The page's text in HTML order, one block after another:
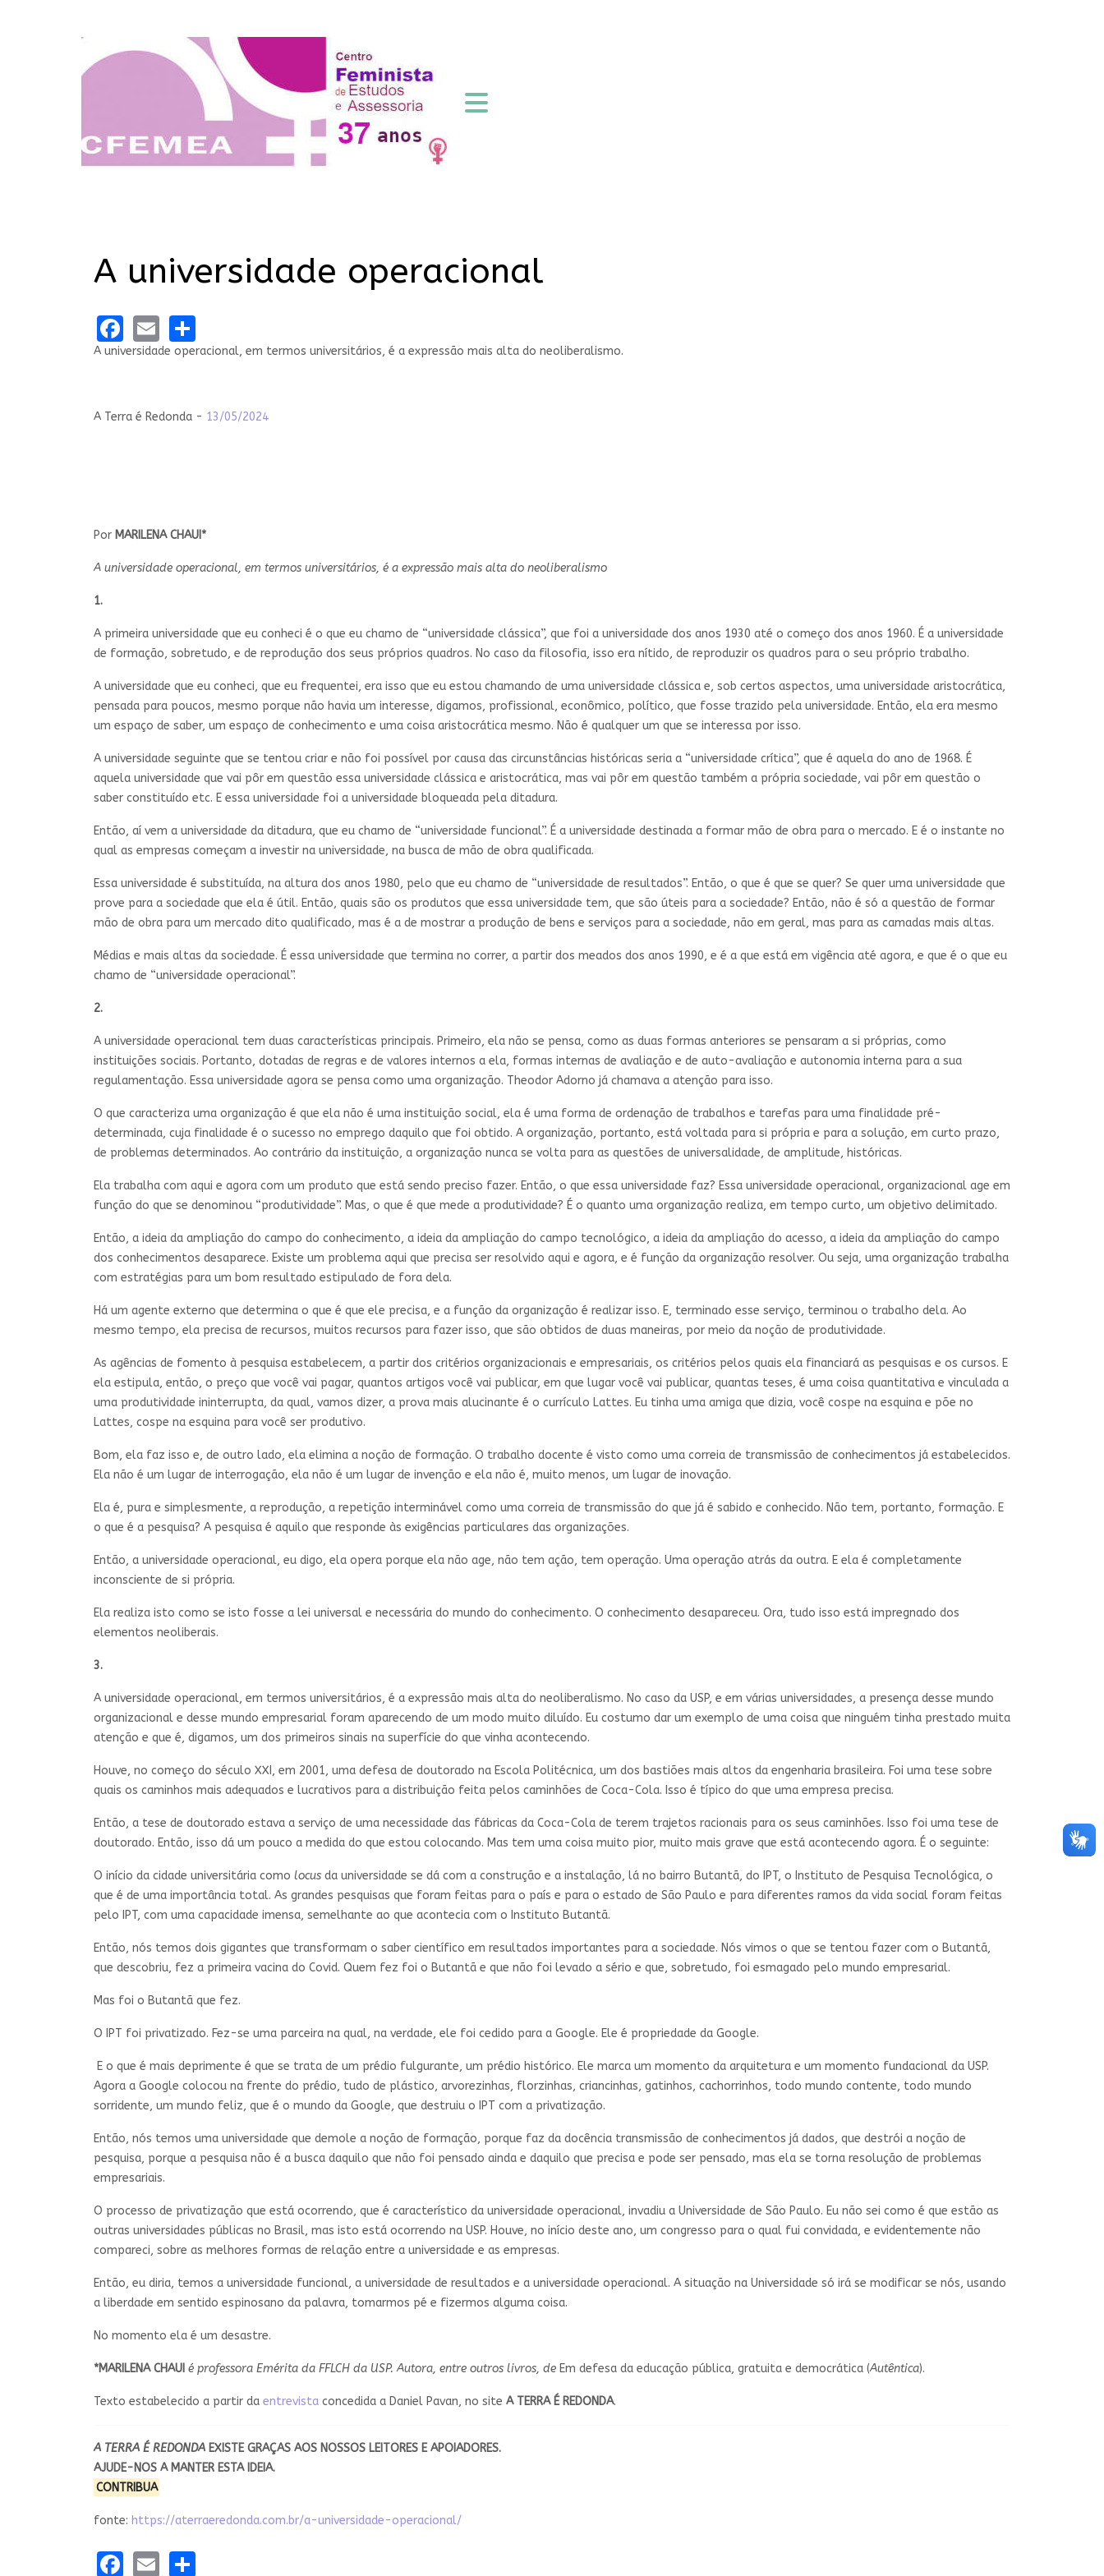
A universidade operacional
Facebook
Email
A universidade operacional, em termos universitários, é a expressão mais alta do neoliberalismo.
A Terra é Redonda - 13/05/2024
Por MARILENA CHAUI*
A universidade operacional, em termos universitários, é a expressão mais alta do neoliberalismo
1.
A primeira universidade que eu conheci é o que eu chamo de “universidade clássica”, que foi a universidade dos anos 1930 até o começo dos anos 1960. É a universidade
de formação, sobretudo, e de reprodução dos seus próprios quadros. No caso da filosofia, isso era nítido, de reproduzir os quadros para o seu próprio trabalho.
A universidade que eu conheci, que eu frequentei, era isso que eu estou chamando de uma universidade clássica e, sob certos aspectos, uma universidade aristocrática,
pensada para poucos, mesmo porque não havia um interesse, digamos, profissional, econômico, político, que fosse trazido pela universidade. Então, ela era mesmo
um espaço de saber, um espaço de conhecimento e uma coisa aristocrática mesmo. Não é qualquer um que se interessa por isso.
A universidade seguinte que se tentou criar e não foi possível por causa das circunstâncias históricas seria a “universidade crítica”, que é aquela do ano de 1968. É
aquela universidade que vai pôr em questão essa universidade clássica e aristocrática, mas vai pôr em questão também a própria sociedade, vai pôr em questão o
saber constituído etc. E essa universidade foi a universidade bloqueada pela ditadura.
Então, aí vem a universidade da ditadura, que eu chamo de “universidade funcional”. É a universidade destinada a formar mão de obra para o mercado. E é o instante no
qual as empresas começam a investir na universidade, na busca de mão de obra qualificada.
Essa universidade é substituída, na altura dos anos 1980, pelo que eu chamo de “universidade de resultados”. Então, o que é que se quer? Se quer uma universidade que
prove para a sociedade que ela é útil. Então, quais são os produtos que essa universidade tem, que são úteis para a sociedade? Então, não é só a questão de formar
mão de obra para um mercado dito qualificado, mas é a de mostrar a produção de bens e serviços para a sociedade, não em geral, mas para as camadas mais altas.
Médias e mais altas da sociedade. É essa universidade que termina no correr, a partir dos meados dos anos 1990, e é a que está em vigência até agora, e que é o que eu
chamo de “universidade operacional”.
2.
A universidade operacional tem duas características principais. Primeiro, ela não se pensa, como as duas formas anteriores se pensaram a si próprias, como
instituições sociais. Portanto, dotadas de regras e de valores internos a ela, formas internas de avaliação e de auto-avaliação e autonomia interna para a sua
regulamentação. Essa universidade agora se pensa como uma organização. Theodor Adorno já chamava a atenção para isso.
O que caracteriza uma organização é que ela não é uma instituição social, ela é uma forma de ordenação de trabalhos e tarefas para uma finalidade pré-
determinada, cuja finalidade é o sucesso no emprego daquilo que foi obtido. A organização, portanto, está voltada para si própria e para a solução, em curto prazo,
de problemas determinados. Ao contrário da instituição, a organização nunca se volta para as questões de universalidade, de amplitude, históricas.
Ela trabalha com aqui e agora com um produto que está sendo preciso fazer. Então, o que essa universidade faz? Essa universidade operacional, organizacional age em
função do que se denominou “produtividade”. Mas, o que é que mede a produtividade? É o quanto uma organização realiza, em tempo curto, um objetivo delimitado.
Então, a ideia da ampliação do campo do conhecimento, a ideia da ampliação do campo tecnológico, a ideia da ampliação do acesso, a ideia da ampliação do campo
dos conhecimentos desaparece. Existe um problema aqui que precisa ser resolvido aqui e agora, e é função da organização resolver. Ou seja, uma organização trabalha
com estratégias para um bom resultado estipulado de fora dela.
Há um agente externo que determina o que é que ele precisa, e a função da organização é realizar isso. E, terminado esse serviço, terminou o trabalho dela. Ao
mesmo tempo, ela precisa de recursos, muitos recursos para fazer isso, que são obtidos de duas maneiras, por meio da noção de produtividade.
As agências de fomento à pesquisa estabelecem, a partir dos critérios organizacionais e empresariais, os critérios pelos quais ela financiará as pesquisas e os cursos. E
ela estipula, então, o preço que você vai pagar, quantos artigos você vai publicar, em que lugar você vai publicar, quantas teses, é uma coisa quantitativa e vinculada a
uma produtividade ininterrupta, da qual, vamos dizer, a prova mais alucinante é o currículo Lattes. Eu tinha uma amiga que dizia, você cospe na esquina e põe no
Lattes, cospe na esquina para você ser produtivo.
Bom, ela faz isso e, de outro lado, ela elimina a noção de formação. O trabalho docente é visto como uma correia de transmissão de conhecimentos já estabelecidos.
Ela não é um lugar de interrogação, ela não é um lugar de invenção e ela não é, muito menos, um lugar de inovação.
Ela é, pura e simplesmente, a reprodução, a repetição interminável como uma correia de transmissão do que já é sabido e conhecido. Não tem, portanto, formação. E
o que é a pesquisa? A pesquisa é aquilo que responde às exigências particulares das organizações.
Então, a universidade operacional, eu digo, ela opera porque ela não age, não tem ação, tem operação. Uma operação atrás da outra. E ela é completamente
inconsciente de si própria.
Ela realiza isto como se isto fosse a lei universal e necessária do mundo do conhecimento. O conhecimento desapareceu. Ora, tudo isso está impregnado dos
elementos neoliberais.
3.
A universidade operacional, em termos universitários, é a expressão mais alta do neoliberalismo. No caso da USP, e em várias universidades, a presença desse mundo
organizacional e desse mundo empresarial foram aparecendo de um modo muito diluído. Eu costumo dar um exemplo de uma coisa que ninguém tinha prestado muita
atenção e que é, digamos, um dos primeiros sinais na superfície do que vinha acontecendo.
Houve, no começo do século XXI, em 2001, uma defesa de doutorado na Escola Politécnica, um dos bastiões mais altos da engenharia brasileira. Foi uma tese sobre
quais os caminhos mais adequados e lucrativos para a distribuição feita pelos caminhões de Coca-Cola. Isso é típico do que uma empresa precisa.
Então, a tese de doutorado estava a serviço de uma necessidade das fábricas da Coca-Cola de terem trajetos racionais para os seus caminhões. Isso foi uma tese de
doutorado. Então, isso dá um pouco a medida do que estou colocando. Mas tem uma coisa muito pior, muito mais grave que está acontecendo agora. É o seguinte:
O início da cidade universitária como locus da universidade se dá com a construção e a instalação, lá no bairro Butantã, do IPT, o Instituto de Pesquisa Tecnológica, o
que é de uma importância total. As grandes pesquisas que foram feitas para o país e para o estado de São Paulo e para diferentes ramos da vida social foram feitas
pelo IPT, com uma capacidade imensa, semelhante ao que acontecia com o Instituto Butantã.
Então, nós temos dois gigantes que transformam o saber científico em resultados importantes para a sociedade. Nós vimos o que se tentou fazer com o Butantã,
que descobriu, fez a primeira vacina do Covid. Quem fez foi o Butantã e que não foi levado a sério e que, sobretudo, foi esmagado pelo mundo empresarial.
Mas foi o Butantã que fez.
O IPT foi privatizado. Fez-se uma parceira na qual, na verdade, ele foi cedido para a Google. Ele é propriedade da Google.
E o que é mais deprimente é que se trata de um prédio fulgurante, um prédio histórico. Ele marca um momento da arquitetura e um momento fundacional da USP.
Agora a Google colocou na frente do prédio, tudo de plástico, arvorezinhas, florzinhas, criancinhas, gatinhos, cachorrinhos, todo mundo contente, todo mundo
sorridente, um mundo feliz, que é o mundo da Google, que destruiu o IPT com a privatização.
Então, nós temos uma universidade que demole a noção de formação, porque faz da docência transmissão de conhecimentos já dados, que destrói a noção de
pesquisa, porque a pesquisa não é a busca daquilo que não foi pensado ainda e daquilo que precisa e pode ser pensado, mas ela se torna resolução de problemas
empresariais.
O processo de privatização que está ocorrendo, que é característico da universidade operacional, invadiu a Universidade de São Paulo. Eu não sei como é que estão as
outras universidades públicas no Brasil, mas isto está ocorrendo na USP. Houve, no início deste ano, um congresso para o qual fui convidada, e evidentemente não
compareci, sobre as melhores formas de relação entre a universidade e as empresas.
Então, eu diria, temos a universidade funcional, a universidade de resultados e a universidade operacional. A situação na Universidade só irá se modificar se nós, usando
a liberdade em sentido espinosano da palavra, tomarmos pé e fizermos alguma coisa.
No momento ela é um desastre.
*MARILENA CHAUI é professora Emérita da FFLCH da USP. Autora, entre outros livros, de Em defesa da educação pública, gratuita e democrática (Autêntica).
Texto estabelecido a partir da entrevista concedida a Daniel Pavan, no site A TERRA É REDONDA.
A TERRA É REDONDA EXISTE GRAÇAS AOS NOSSOS LEITORES E APOIADORES.
AJUDE-NOS A MANTER ESTA IDEIA.
CONTRIBUA
fonte: https://aterraeredonda.com.br/a-universidade-operacional/
Facebook
Email